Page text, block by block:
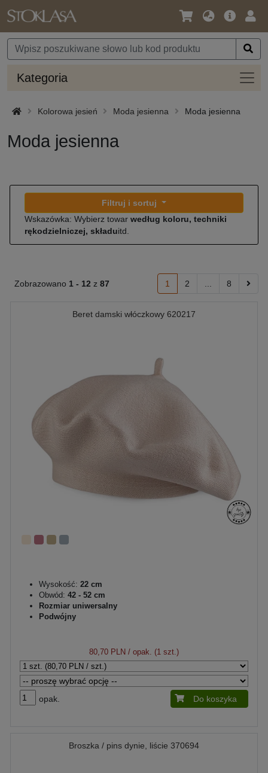
Język
Waluta
Oferta
Kategoria
Kolorowa jesień Moda jesienna Moda jesienna
Moda jesienna
Filtruj i sortuj
Wskazówka: Wybierz towar według koloru, techniki
rękodzielniczej, składuitd.
Zobrazowano 1 - 12 z 87 1 2 8
Beret damski włóczkowy 620217
Wysokość: 22 cm
Obwód: 42 - 52 cm
Rozmiar uniwersalny
Podwójny
80,70 PLN / opak. (1 szt.)
opak. Do koszyka
Broszka / pins dynie, liście 370694